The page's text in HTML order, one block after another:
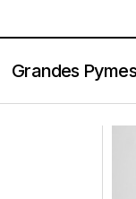
Grandes
familiares